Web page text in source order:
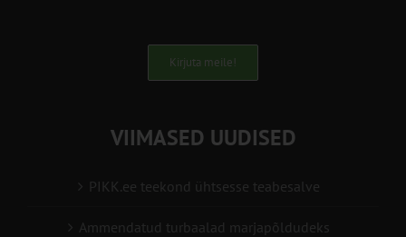
Kirjuta meile!
VIIMASED UUDISED
PIKK.ee teekond ühtsesse teabesalve
Ammendatud turbaalad marjapõldudeks